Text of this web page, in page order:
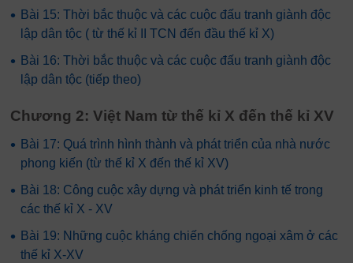
• Bài 15: Thời bắc thuộc và các cuộc đấu tranh giành độc
lập dân tộc ( từ thế kỉ II TCN đến đầu thế kỉ X)
• Bài 16: Thời bắc thuộc và các cuộc đấu tranh giành độc
lập dân tộc (tiếp theo)
Chương 2: Việt Nam từ thế kỉ X đến thế kỉ XV
• Bài 17: Quá trình hình thành và phát triển của nhà nước
phong kiến (từ thế kỉ X đến thế kỉ XV)
• Bài 18: Công cuộc xây dựng và phát triển kinh tế trong
các thế kỉ X - XV
• Bài 19: Những cuộc kháng chiến chống ngoại xâm ở các
thế kỉ X-XV